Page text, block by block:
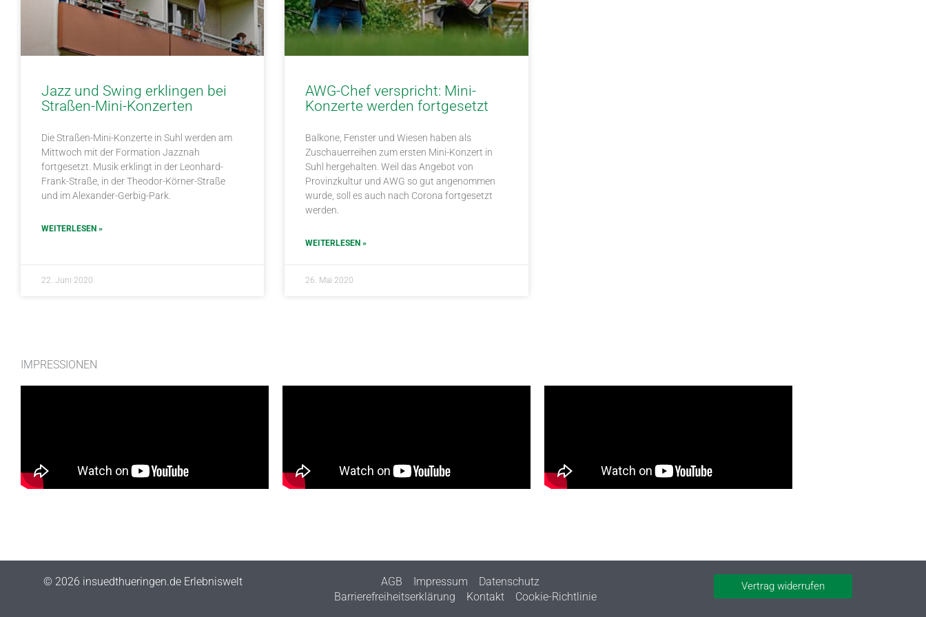
Jazz und Swing erklingen bei
Straßen-Mini-Konzerten
Die Straßen-Mini-Konzerte in Suhl werden am
Mittwoch mit der Formation Jazznah
fortgesetzt. Musik erklingt in der Leonhard-
Frank-Straße, in der Theodor-Körner-Straße
und im Alexander-Gerbig-Park.
WEITERLESEN »
22. Juni 2020
AWG-Chef verspricht: Mini-
Konzerte werden fortgesetzt
Balkone, Fenster und Wiesen haben als
Zuschauerreihen zum ersten Mini-Konzert in
Suhl hergehalten. Weil das Angebot von
Provinzkultur und AWG so gut angenommen
wurde, soll es auch nach Corona fortgesetzt
werden.
WEITERLESEN »
26. Mai 2020
IMPRESSIONEN
© 2026 insuedthueringen.de Erlebniswelt AGB Impressum
Datenschutz
Barrierefreiheitserklärung
Kontakt Cookie-Richtlinie
Vertrag widerrufen